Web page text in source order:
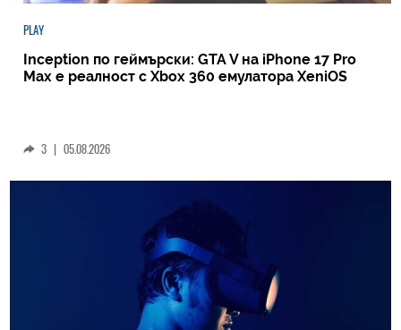
PLAY
Inception по геймърски: GTA V на iPhone 17 Pro
Max е реалност с Xbox 360 емулатора XeniOS
3 | 05.08.2026